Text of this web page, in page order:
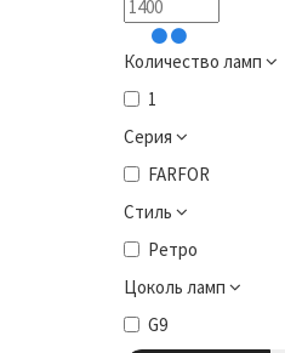
Количество ламп
1
Серия
FARFOR
Стиль
Ретро
Цоколь ламп
G9